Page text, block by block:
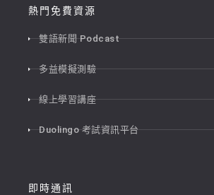
熱門免費資源
雙語新聞 Podcast
多益模擬測驗
線上學習講座
Duolingo 考試資訊平台
即時通訊